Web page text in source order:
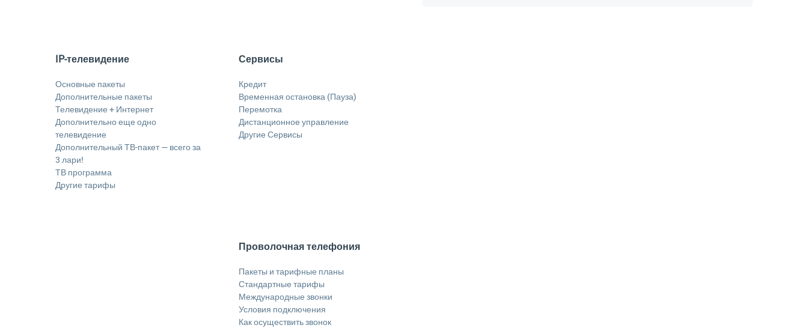
IP-телевидение
Основные пакеты
Дополнительные пакеты
Телевидение + Интернет
Дополнительно еще одно
телевидение
Дополнительный ТВ-пакет — всего за
3 лари!
ТВ программа
Другие тарифы
Сервисы
Кредит
Временная остановка (Пауза)
Перемотка
Дистанционное управление
Другие Сервисы
Проволочная телефония
Пакеты и тарифные планы
Стандартные тарифы
Международные звонки
Условия подключения
Как осуществить звонок